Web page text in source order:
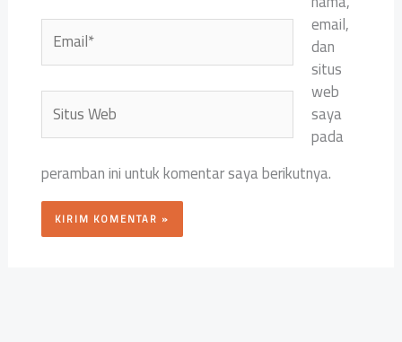
Email*
Situs
Web
email,
dan
situs
web
saya
pada
peramban ini untuk komentar saya berikutnya.